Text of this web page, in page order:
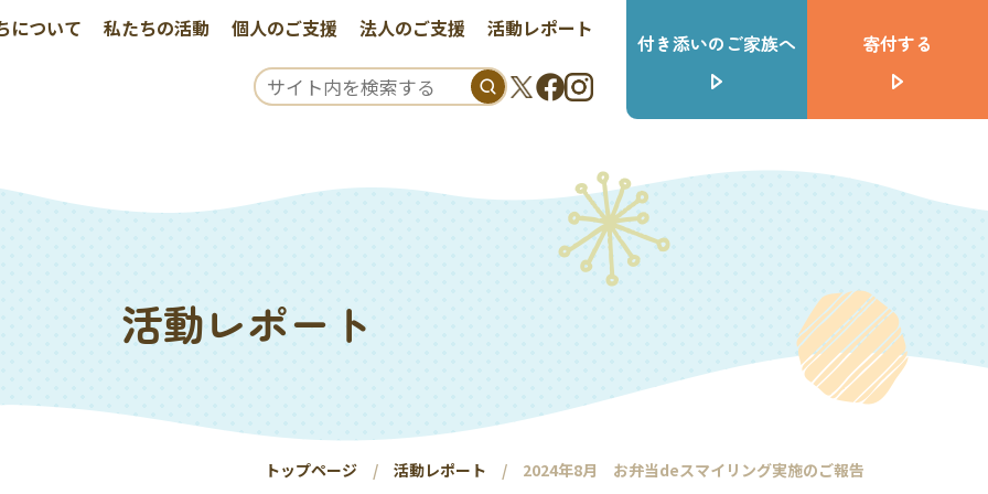
について 私たちの活動 個人のご支援 法人のご支援 活動レポート
付き添いのご家族へ 寄付する
活動レポート
トップページ 活動レポート 2024年8月 お弁当deスマイリング実施のご報告